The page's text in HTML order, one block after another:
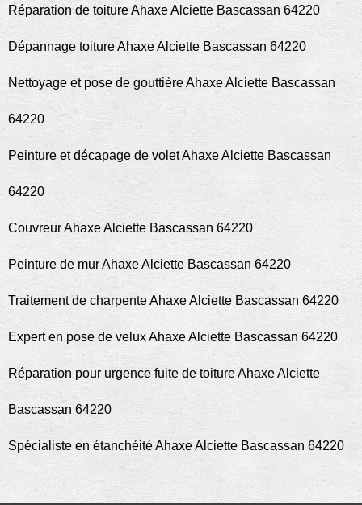
Réparation de toiture Ahaxe Alciette Bascassan 64220
Dépannage toiture Ahaxe Alciette Bascassan 64220
Nettoyage et pose de gouttière Ahaxe Alciette Bascassan
64220
Peinture et décapage de volet Ahaxe Alciette Bascassan
64220
Couvreur Ahaxe Alciette Bascassan 64220
Peinture de mur Ahaxe Alciette Bascassan 64220
Traitement de charpente Ahaxe Alciette Bascassan 64220
Expert en pose de velux Ahaxe Alciette Bascassan 64220
Réparation pour urgence fuite de toiture Ahaxe Alciette
Bascassan 64220
Spécialiste en étanchéité Ahaxe Alciette Bascassan 64220